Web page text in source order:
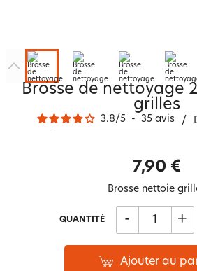
Brosse de nettoyage
grilles
3.8/5 - 35 avis /
7,90 €
Brosse nettoie
QUANTITÉ - +
Ajouter au